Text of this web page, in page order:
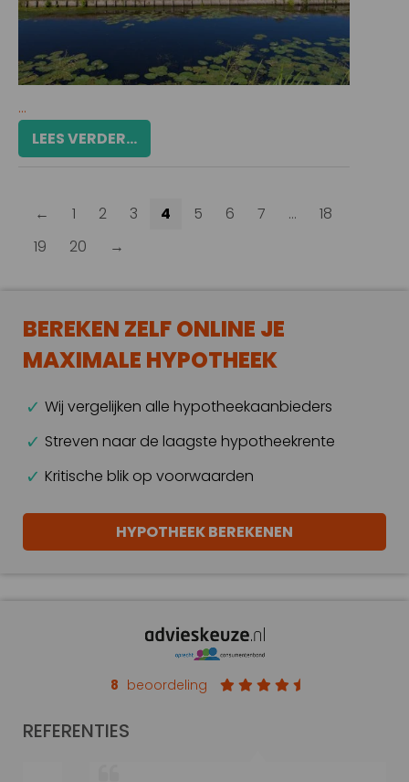
...
LEES VERDER...
← 1 2 3 4 5 6 7 …
18
19
20 →
BEREKEN ZELF ONLINE JE
MAXIMALE HYPOTHEEK
Wij vergelijken alle hypotheekaanbieders
Streven naar de laagste hypotheekrente
Kritische blik op voorwaarden
HYPOTHEEK BEREKENEN
8 beoordeling
REFERENTIES